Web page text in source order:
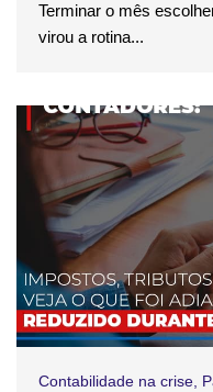
Terminar o mês
virou a rotina...
Contabilidade na crise,